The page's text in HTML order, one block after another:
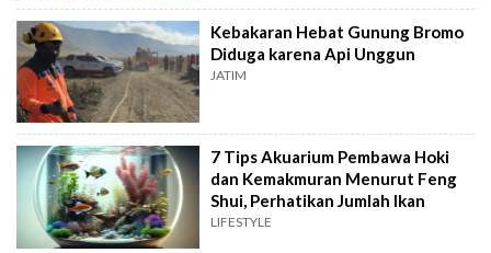
Kebakaran Hebat Gunung Bromo
Diduga karena Api Unggun
JATIM
7 Tips Akuarium Pembawa Hoki
dan Kemakmuran Menurut Feng
Shui, Perhatikan Jumlah Ikan
LIFESTYLE